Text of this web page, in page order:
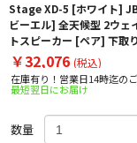
Stage XD-5 [ホワイト]
ビーエル] 全天候型 2ウェ
トスピーカー [ペア] 下取
20%アップ実施中！
￥32,076 (税込)
在庫有り！営業日14時迄の
出荷！
最短翌日にお届け
数量